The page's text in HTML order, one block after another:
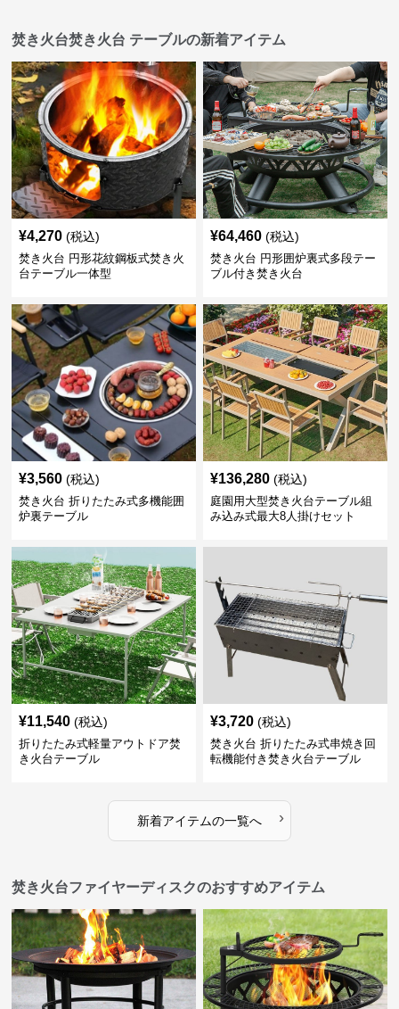
焚き火台焚き火台 テーブルの新着アイテム
¥4,270 (税込)
焚き火台 円形花紋鋼板式焚き火
台テーブル一体型
¥64,460 (税込)
焚き火台 円形囲炉裏式多段テー
ブル付き焚き火台
¥3,560 (税込)
焚き火台 折りたたみ式多機能囲
炉裏テーブル
¥136,280 (税込)
庭園用大型焚き火台テーブル組
み込み式最大8人掛けセット
¥11,540 (税込)
折りたたみ式軽量アウトドア焚
き火台テーブル
¥3,720 (税込)
焚き火台 折りたたみ式串焼き回
転機能付き焚き火台テーブル
新着アイテムの一覧へ ›
焚き火台ファイヤーディスクのおすすめアイテム